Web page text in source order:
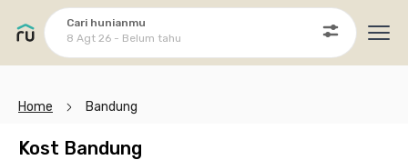
Cari hunianmu
8 Agt 26 - Belum tahu
Home Bandung
Kost Bandung